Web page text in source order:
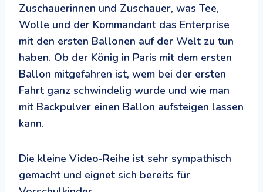
Zuschauerinnen und Zuschauer, was Tee,
Wolle und der Kommandant das Enterprise
mit den ersten Ballonen auf der Welt zu tun
haben. Ob der König in Paris mit dem ersten
Ballon mitgefahren ist, wem bei der ersten
Fahrt ganz schwindelig wurde und wie man
mit Backpulver einen Ballon aufsteigen lassen
kann.
Die kleine Video-Reihe ist sehr sympathisch
gemacht und eignet sich bereits für